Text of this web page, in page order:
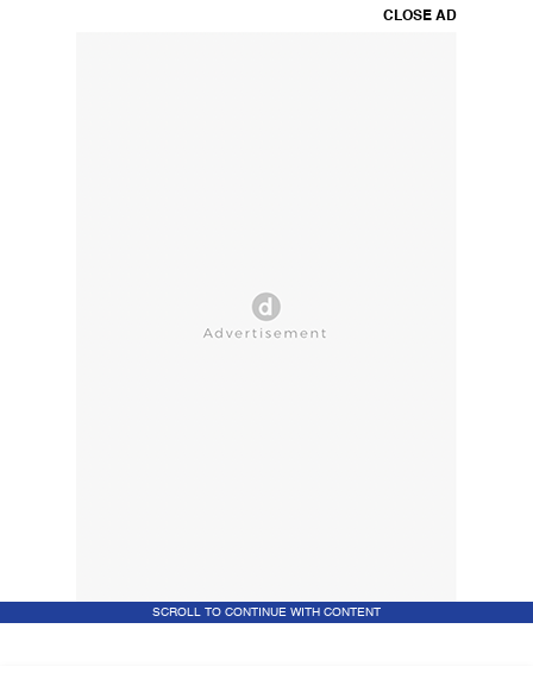
CLOSE AD
SCROLL TO CONTINUE WITH CONTENT